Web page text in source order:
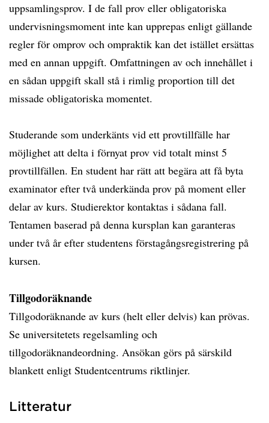
uppsamlingsprov. I de fall prov eller obligatoriska
undervisningsmoment inte kan upprepas enligt gällande
regler för omprov och ompraktik kan det istället ersättas
med en annan uppgift. Omfattningen av och innehållet i
en sådan uppgift skall stå i rimlig proportion till det
missade obligatoriska momentet.
Studerande som underkänts vid ett provtillfälle har
möjlighet att delta i förnyat prov vid totalt minst 5
provtillfällen. En student har rätt att begära att få byta
examinator efter två underkända prov på moment eller
delar av kurs. Studierektor kontaktas i sådana fall.
Tentamen baserad på denna kursplan kan garanteras
under två år efter studentens förstagångsregistrering på
kursen.
Tillgodoräknande
Tillgodoräknande av kurs (helt eller delvis) kan prövas.
Se universitetets regelsamling och
tillgodoräknandeordning. Ansökan görs på särskild
blankett enligt Studentcentrums riktlinjer.
Litteratur